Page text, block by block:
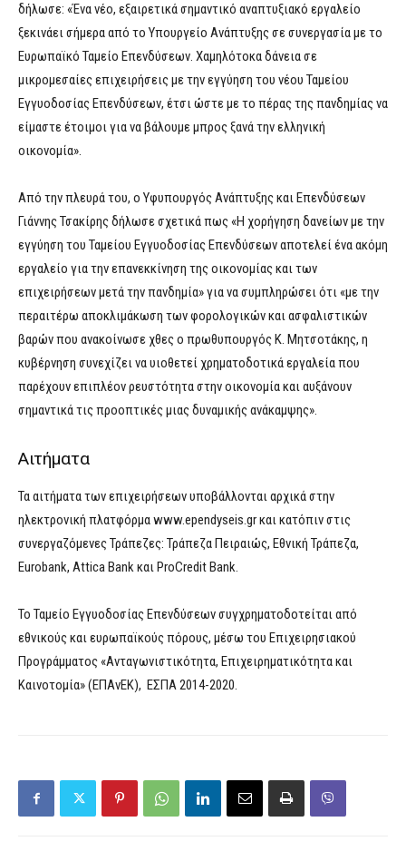
δήλωσε: «Ένα νέο, εξαιρετικά σημαντικό αναπτυξιακό εργαλείο
ξεκινάει σήμερα από το Υπουργείο Ανάπτυξης σε συνεργασία με το
Ευρωπαϊκό Ταμείο Επενδύσεων. Χαμηλότοκα δάνεια σε
μικρομεσαίες επιχειρήσεις με την εγγύηση του νέου Ταμείου
Εγγυοδοσίας Επενδύσεων, έτσι ώστε με το πέρας της πανδημίας να
είμαστε έτοιμοι για να βάλουμε μπρος ξανά την ελληνική
οικονομία».
Από την πλευρά του, ο Υφυπουργός Ανάπτυξης και Επενδύσεων
Γιάννης Τσακίρης δήλωσε σχετικά πως «Η χορήγηση δανείων με την
εγγύηση του Ταμείου Εγγυοδοσίας Επενδύσεων αποτελεί ένα ακόμη
εργαλείο για την επανεκκίνηση της οικονομίας και των
επιχειρήσεων μετά την πανδημία» για να συμπληρώσει ότι «με την
περαιτέρω αποκλιμάκωση των φορολογικών και ασφαλιστικών
βαρών που ανακοίνωσε χθες ο πρωθυπουργός Κ. Μητσοτάκης, η
κυβέρνηση συνεχίζει να υιοθετεί χρηματοδοτικά εργαλεία που
παρέχουν επιπλέον ρευστότητα στην οικονομία και αυξάνουν
σημαντικά τις προοπτικές μιας δυναμικής ανάκαμψης».
Αιτήματα
Τα αιτήματα των επιχειρήσεων υποβάλλονται αρχικά στην
ηλεκτρονική πλατφόρμα www.ependyseis.gr και κατόπιν στις
συνεργαζόμενες Τράπεζες: Τράπεζα Πειραιώς, Εθνική Τράπεζα,
Eurobank, Attica Bank και ProCredit Bank.
Το Ταμείο Εγγυοδοσίας Επενδύσεων συγχρηματοδοτείται από
εθνικούς και ευρωπαϊκούς πόρους, μέσω του Επιχειρησιακού
Προγράμματος «Ανταγωνιστικότητα, Επιχειρηματικότητα και
Καινοτομία» (ΕΠΑνΕΚ), ΕΣΠΑ 2014-2020.